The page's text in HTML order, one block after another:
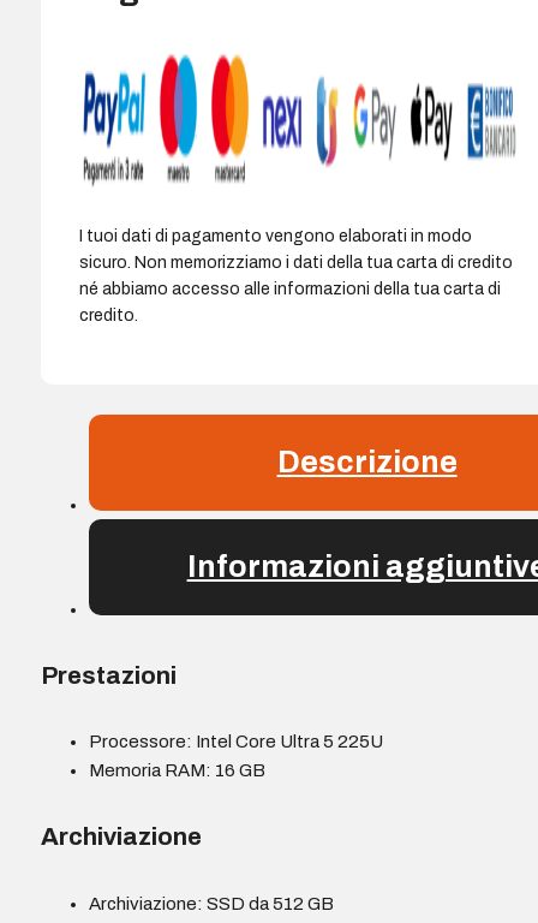
I tuoi dati di pagamento vengono elaborati in modo
sicuro. Non memorizziamo i dati della tua carta di credito
né abbiamo accesso alle informazioni della tua carta di
credito.
Descrizione
Informazioni
Prestazioni
Processore: Intel Core Ultra 5 225U
Memoria RAM: 16 GB
Archiviazione
Archiviazione: SSD da 512 GB